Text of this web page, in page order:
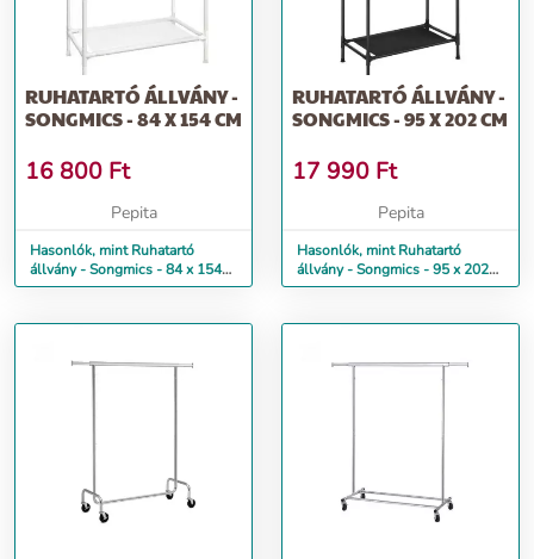
RUHATARTÓ ÁLLVÁNY -
SONGMICS - 84 X 154 CM
16 800 Ft
Pepita
Hasonlók, mint Ruhatartó
állvány - Songmics - 84 x 154
cm
RUHATARTÓ ÁLLVÁNY -
SONGMICS - 95 X 202 CM
17 990 Ft
Pepita
Hasonlók, mint Ruhatartó
állvány - Songmics - 95 x 202
cm